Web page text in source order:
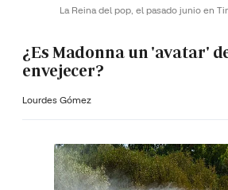
La Reina del pop, el pasado junio en
¿Es Madonna un 'avatar'
envejecer?
Lourdes Gómez